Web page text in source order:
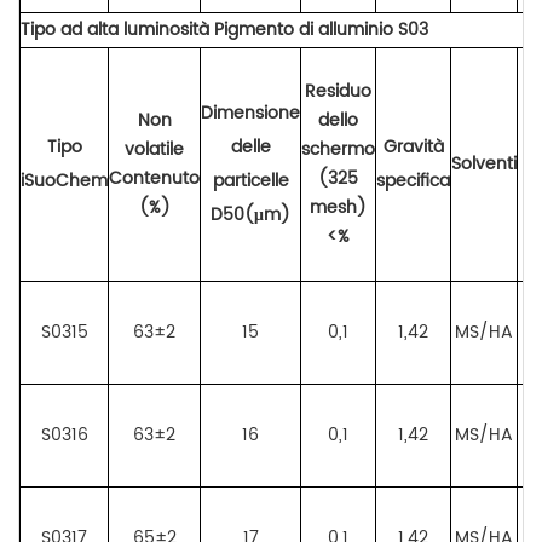
Tipo ad alta luminosità Pigmento di alluminioS03
Tipo
iSuoChem
Non
volatile
Contenuto
(%)
Dimensione
delle
particelle
D50(μm)
Residuo
dello
schermo
(325
mesh)
<%
Gravità
specifica
Solventi
S0315 63±2 15 0,1 1,42 MS/HA
S0316 63±2 16 0,1 1,42 MS/HA